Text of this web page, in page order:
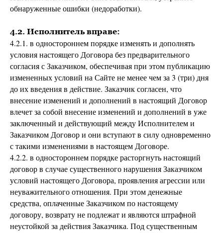
обнаруженные ошибки (недоработки).
4.2. Исполнитель вправе:
4.2.1. в одностороннем порядке изменять и дополнять
условия настоящего Договора без предварительного
согласия с Заказчиком, обеспечивая при этом публикацию
измененных условий на Сайте не менее чем за 3 (три) дня
до их введения в действие. Заказчик согласен, что
внесение изменений и дополнений в настоящий Договор
влечет за собой внесение изменений и дополнений в уже
заключенный и действующий между Исполнителем и
Заказчиком Договор и они вступают в силу одновременно
с такими изменениями в настоящем Договоре.
4.2.2. в одностороннем порядке расторгнуть настоящий
договор в случае существенного нарушения Заказчиком
условий настоящего Договора, проявления агрессии или
неуважительного отношения. При этом денежные
средства, оплаченные Заказчиком по настоящему
договору, возврату не подлежат и являются штрафной
неустойкой за действия Заказчика. Под существенным